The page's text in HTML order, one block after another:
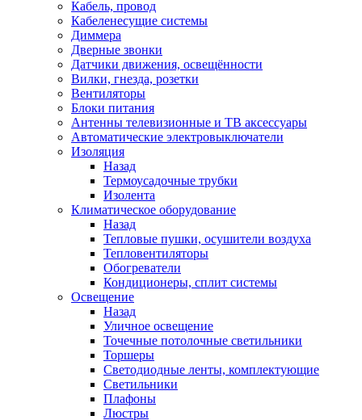
Кабель, провод
Кабеленесущие системы
Диммера
Дверные звонки
Датчики движения, освещённости
Вилки, гнезда, розетки
Вентиляторы
Блоки питания
Антенны телевизионные и ТВ аксессуары
Автоматические электровыключатели
Изоляция
Назад
Термоусадочные трубки
Изолента
Климатическое оборудование
Назад
Тепловые пушки, осушители воздуха
Тепловентиляторы
Обогреватели
Кондиционеры, сплит системы
Освещение
Назад
Уличное освещение
Точечные потолочные светильники
Торшеры
Светодиодные ленты, комплектующие
Светильники
Плафоны
Люстры